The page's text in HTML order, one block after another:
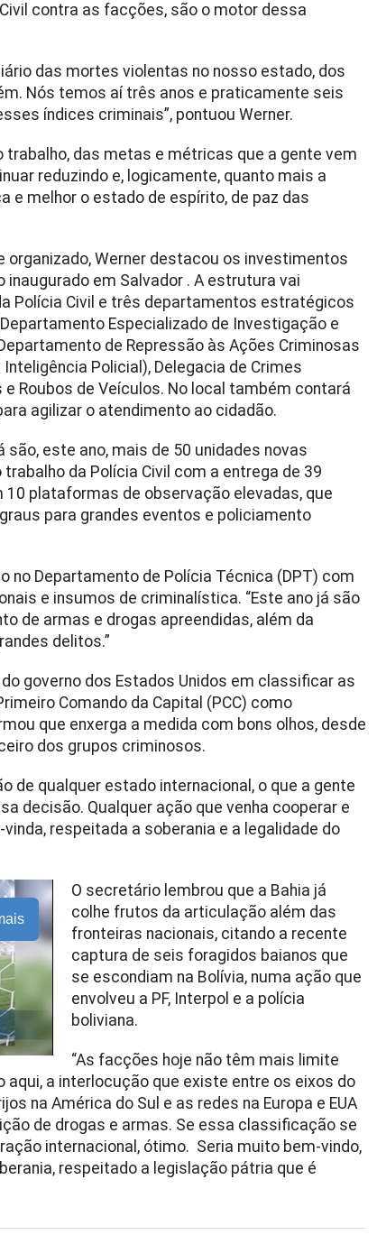
contra as facções, são o motor dessa
das mortes violentas no nosso estado, dos
Nós temos aí três anos e praticamente seis
índices criminais”, pontuou Werner.
das metas e métricas que a gente vem
reduzindo e, logicamente, quanto mais a
e melhor o estado de espírito, de paz das
Werner destacou os investimentos
inaugurado em Salvador . A estrutura vai
Polícia Civil e três departamentos estratégicos
Especializado de Investigação e
de Repressão às Ações Criminosas
Policial), Delegacia de Crimes
Roubos de Veículos. No local também contará
agilizar o atendimento ao cidadão.
este ano, mais de 50 unidades novas
da Polícia Civil com a entrega de 39
plataformas de observação elevadas, que
para grandes eventos e policiamento
no Departamento de Polícia Técnica (DPT) com
e insumos de criminalística. “Este ano já são
de armas e drogas apreendidas, além da
delitos.”
governo dos Estados Unidos em classificar as
Comando da Capital (PCC) como
que enxerga a medida com bons olhos, desde
dos grupos criminosos.
de qualquer estado internacional, o que a gente
decisão. Qualquer ação que venha cooperar e
respeitada a soberania e a legalidade do
O secretário lembrou que a Bahia já
colhe frutos da articulação além das
fronteiras nacionais, citando a recente
captura de seis foragidos baianos que
se escondiam na Bolívia, numa ação que
envolveu a PF, Interpol e a polícia
boliviana.
“As facções hoje não têm mais limite
a interlocução que existe entre os eixos do
na América do Sul e as redes na Europa e EUA
de drogas e armas. Se essa classificação se
internacional, ótimo. Seria muito bem-vindo,
respeitado a legislação pátria que é